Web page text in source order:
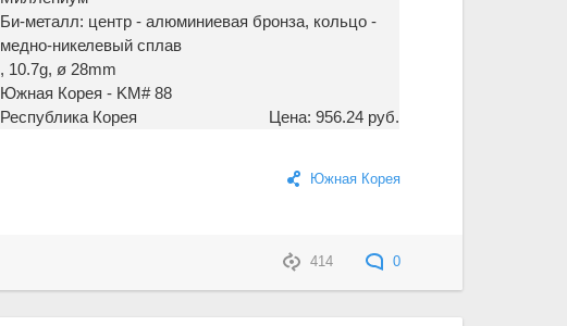
Би-металл: центр - алюминиевая бронза, кольцо -
медно-никелевый сплав
, 10.7g, ø 28mm
Южная Корея - KM# 88
Республика Корея
Цена: 956.24 руб.
Южная Корея
414 0